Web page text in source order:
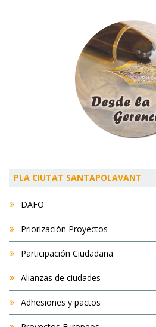
PLA CIUTAT SANTAPOLAVANT
DAFO
Priorización Proyectos
Participación Ciudadana
Alianzas de ciudades
Adhesiones y pactos